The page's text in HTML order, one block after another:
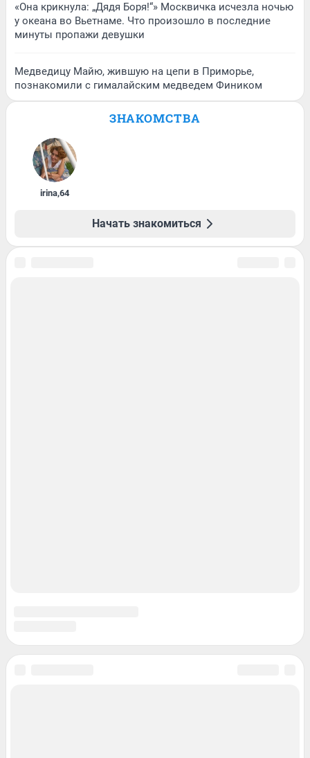
«Она крикнула: „Дядя Боря!“» Москвичка исчезла ночью
у океана во Вьетнаме. Что произошло в последние
минуты пропажи девушки
Медведицу Майю, жившую на цепи в Приморье,
познакомили с гималайским медведем Фиником
ЗНАКОМСТВА
irina,64
Начать знакомиться